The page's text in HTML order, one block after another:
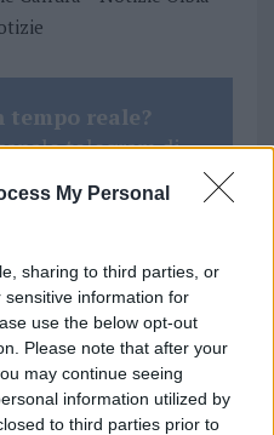
My Personal
sharing to third parties, or
information for
use the below opt-out
Please note that after your
may continue seeing
information utilized by
to third parties prior to
reale?
telegram di
segnalazioni,
e le tue foto
al numero +39